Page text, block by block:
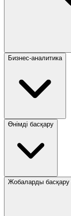
Бизнес-аналитика
Өнімді басқару
Жобаларды басқару